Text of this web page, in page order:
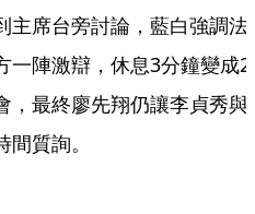
主席台旁討論，藍白強調法
一陣激辯，休息3分鐘變成
，最終廖先翔仍讓李貞秀與
質詢。